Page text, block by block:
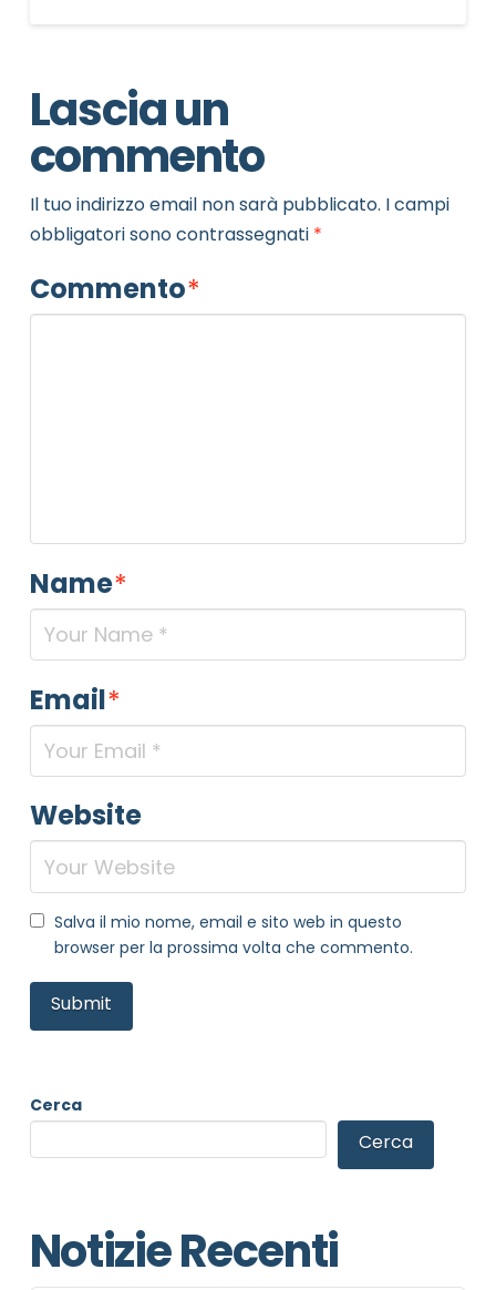
Lascia un
commento
Il tuo indirizzo email non sarà pubblicato. I campi
obbligatori sono contrassegnati *
Commento*
Name*
Email*
Website
Salva il mio nome, email e sito web in questo
browser per la prossima volta che commento.
Cerca
Cerca
Notizie Recenti
NOME STRUTTURA
MAIL REFERENTE
MOTIVO DEL CONTATTO*
Ho preso visione dell'informativa privacy
novità dell'Associazione tramite l'iscrizione alla
newsletter